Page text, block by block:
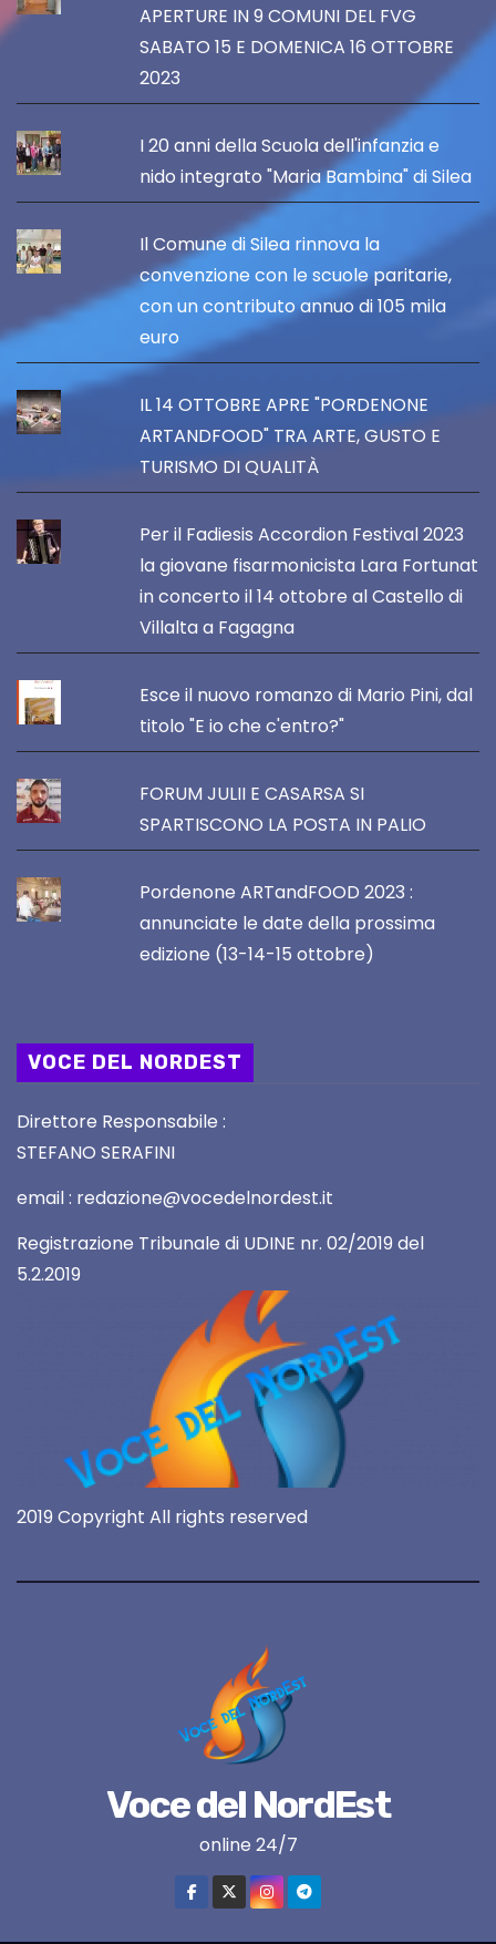
APERTURE IN 9 COMUNI DEL FVG
SABATO 15 E DOMENICA 16 OTTOBRE
2023
I 20 anni della Scuola dell'infanzia e
nido integrato "Maria Bambina" di Silea
Il Comune di Silea rinnova la
convenzione con le scuole paritarie,
con un contributo annuo di 105 mila
euro
IL 14 OTTOBRE APRE "PORDENONE
ARTANDFOOD" TRA ARTE, GUSTO E
TURISMO DI QUALITÀ
Per il Fadiesis Accordion Festival 2023
la giovane fisarmonicista Lara Fortunat
in concerto il 14 ottobre al Castello di
Villalta a Fagagna
Esce il nuovo romanzo di Mario Pini, dal
titolo "E io che c'entro?"
FORUM JULII E CASARSA SI
SPARTISCONO LA POSTA IN PALIO
Pordenone ARTandFOOD 2023 :
annunciate le date della prossima
edizione (13-14-15 ottobre)
VOCE DEL NORDEST
Direttore Responsabile :
STEFANO SERAFINI
email : redazione@vocedelnordest.it
Registrazione Tribunale di UDINE nr. 02/2019 del
5.2.2019
2019 Copyright All rights reserved
Voce del NordEst
online 24/7